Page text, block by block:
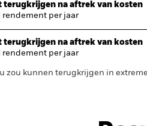
terugkrijgen na aftrek van kosten
rendement per jaar
terugkrijgen na aftrek van kosten
rendement per jaar
zou kunnen terugkrijgen in